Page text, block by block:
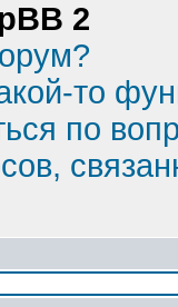
2
то
по